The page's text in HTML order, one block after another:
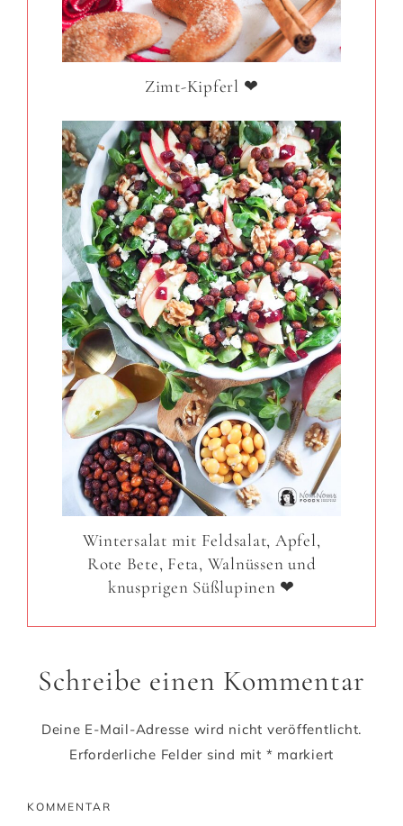
Zimt-Kipferl ❤
Wintersalat mit Feldsalat, Apfel,
Rote Bete, Feta, Walnüssen und
knusprigen Süßlupinen ❤
Schreibe einen Kommentar
Deine E-Mail-Adresse wird nicht veröffentlicht.
Erforderliche Felder sind mit * markiert
KOMMENTAR